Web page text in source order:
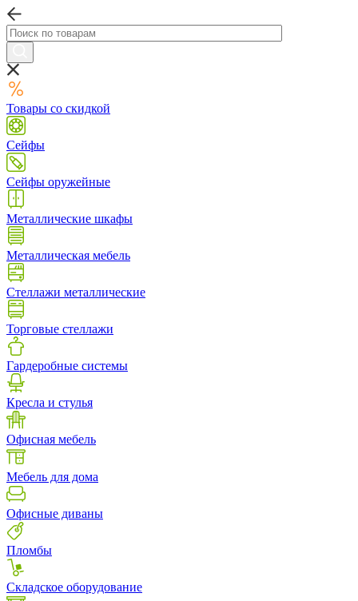
Товары со скидкой
Сейфы
Сейфы оружейные
Металлические шкафы
Металлическая мебель
Стеллажи металлические
Торговые стеллажи
Гардеробные системы
Кресла и стулья
Офисная мебель
Мебель для дома
Офисные диваны
Пломбы
Складское оборудование